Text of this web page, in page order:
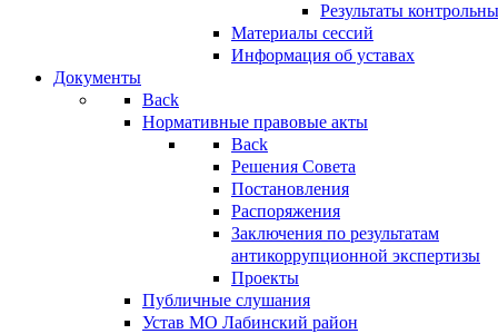
Результаты
Материалы сессий
Информация об уставах
Документы
Back
Нормативные правовые акты
Back
Решения Совета
Постановления
Распоряжения
Заключения по результатам
антикоррупционной экспертизы
Проекты
Публичные слушания
Устав МО Лабинский район